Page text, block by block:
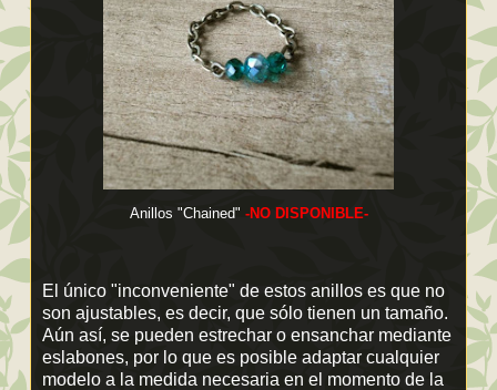
Anillos "Chained" -NO DISPONIBLE-
El único "inconveniente" de estos anillos es que no
son ajustables, es decir, que sólo tienen un tamaño.
Aún así, se pueden estrechar o ensanchar mediante
eslabones, por lo que es posible adaptar cualquier
modelo a la medida necesaria en el momento de la